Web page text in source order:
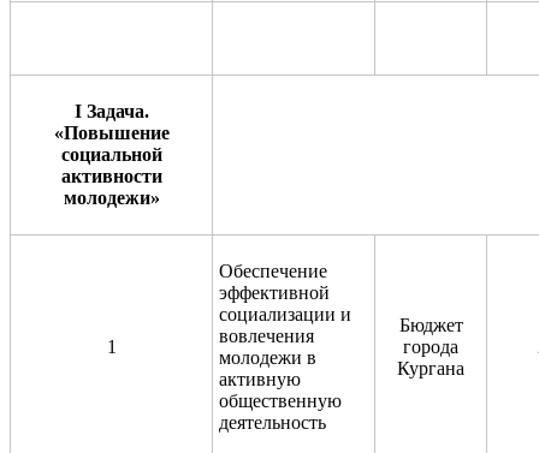
I Задача.
«Повышение
социальной
активности
молодежи»
1
Обеспечение
эффективной
социализации и
вовлечения
молодежи в
активную
общественную
деятельность
Бюджет
города
Кургана